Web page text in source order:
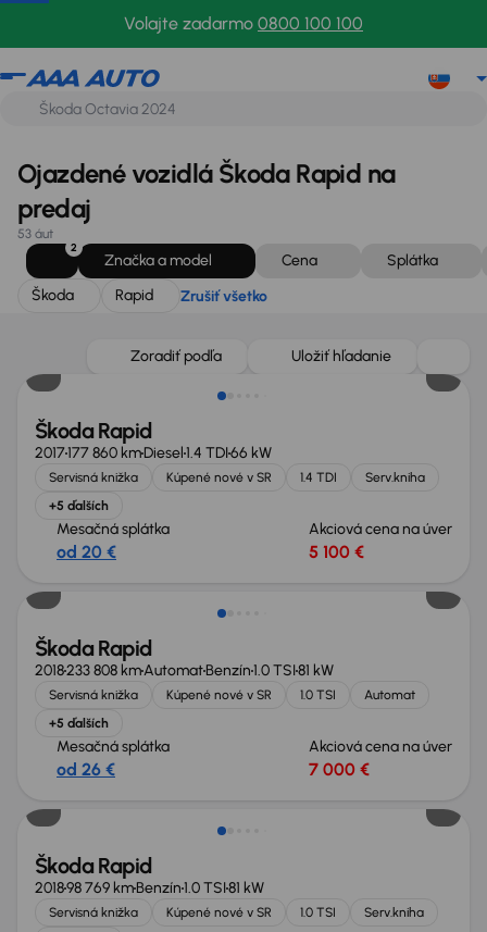
Volajte zadarmo 0800 100 100
Škoda
Ojazdené vozidlá Škoda Rapid na
predaj
53 áut
2
Značka a model Cena
Splátka
Škoda
Rapid Zrušiť všetko
Zoradiť podľa Uložiť hľadanie
Zlacnené o 500 €
Škoda Rapid
2017177 860 kmDiesel1.4 TDI66 kW
Servisná knižka Kúpené nové v SR 1.4 TDI
Serv.kniha
+5 ďalších
Mesačná splátka
od 20 €
Akciová cena na úver
5 100 €
Nové v ponuke
Škoda Rapid
2018233 808 kmAutomatBenzín1.0 TSI81 kW
Servisná knižka Kúpené nové v SR 1.0 TSI
Automat
+5 ďalších
Mesačná splátka
od 26 €
Akciová cena na úver
7 000 €
Škoda Rapid
201898 769 kmBenzín1.0 TSI81 kW
Servisná knižka Kúpené nové v SR 1.0 TSI
Serv.kniha